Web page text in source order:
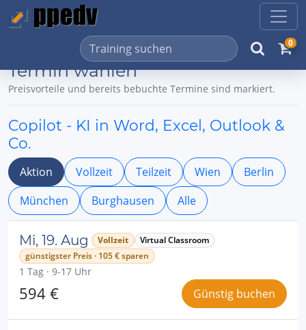
0
Termin wählen
Preisvorteile und bereits bebuchte Termine sind markiert.
Copilot - KI in Word, Excel, Outlook &
Co.
Aktion Vollzeit Teilzeit Wien
Berlin
München
Burghausen Alle
Mi, 19. Aug Vollzeit
Virtual Classroom
günstigster Preis · 105 € sparen
1 Tag · 9-17 Uhr
594 € Günstig buchen